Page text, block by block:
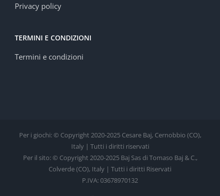
Privacy policy
TERMINI E CONDIZIONI
Termini e condizioni
Per i giochi: © Copyright 2020-2025 Cesare Baj, Cernobbio (CO),
Italy | Tutti i diritti riservati
Per il sito: © Copyright 2020-2025 Baj Sas di Tomaso Baj & C.,
Colverde (CO), Italy | Tutti i diritti Riservati
P.IVA: 03678970132